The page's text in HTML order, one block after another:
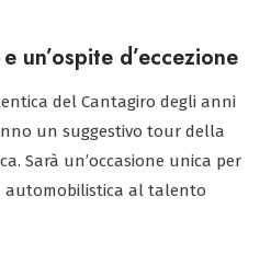
un’ospite d’eccezione
del Cantagiro degli anni
un suggestivo tour della
Sarà un’occasione unica per
automobilistica al talento